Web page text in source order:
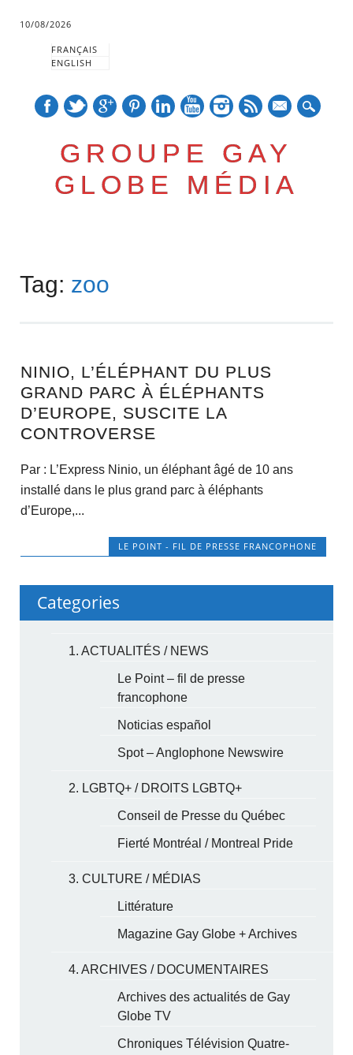
10/08/2026
FRANÇAIS
ENGLISH
GROUPE GAY
GLOBE MÉDIA
Main menu
content
Tag: zoo
NINIO, L’ÉLÉPHANT DU PLUS
GRAND PARC À ÉLÉPHANTS
D’EUROPE, SUSCITE LA
CONTROVERSE
Par : L’Express Ninio, un éléphant âgé de 10 ans
installé dans le plus grand parc à éléphants
d’Europe,...
LE POINT - FIL DE PRESSE FRANCOPHONE
Categories
1. ACTUALITÉS / NEWS
Le Point – fil de presse
francophone
Noticias español
Spot – Anglophone Newswire
2. LGBTQ+ / DROITS LGBTQ+
Conseil de Presse du Québec
Fierté Montréal / Montreal Pride
3. CULTURE / MÉDIAS
Littérature
Magazine Gay Globe + Archives
4. ARCHIVES / DOCUMENTAIRES
Archives des actualités de Gay
Globe TV
Chroniques Télévision Quatre-